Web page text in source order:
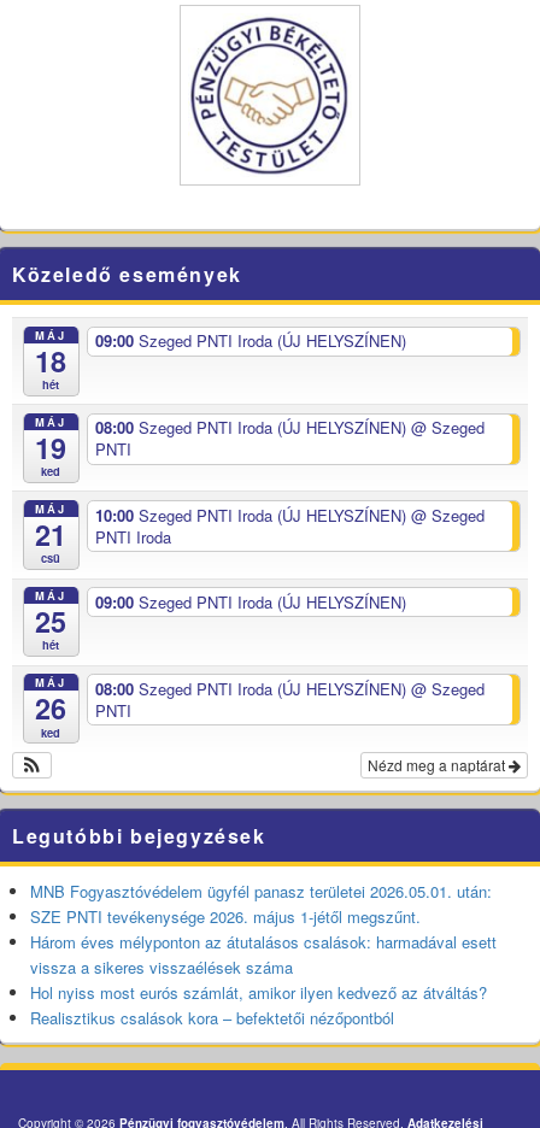
Közeledő események
MÁJ
18
hét
09:00 Szeged PNTI Iroda (ÚJ HELYSZÍNEN)
MÁJ
19
ked
08:00 Szeged PNTI Iroda (ÚJ HELYSZÍNEN) @ Szeged
PNTI
MÁJ
21
csü
10:00 Szeged PNTI Iroda (ÚJ HELYSZÍNEN) @ Szeged
PNTI Iroda
MÁJ
25
hét
09:00 Szeged PNTI Iroda (ÚJ HELYSZÍNEN)
MÁJ
26
ked
08:00 Szeged PNTI Iroda (ÚJ HELYSZÍNEN) @ Szeged
PNTI
Nézd meg a naptárat
Legutóbbi bejegyzések
MNB Fogyasztóvédelem ügyfél panasz területei 2026.05.01. után:
SZE PNTI tevékenysége 2026. május 1-jétől megszűnt.
Három éves mélyponton az átutalásos csalások: harmadával esett
vissza a sikeres visszaélések száma
Hol nyiss most eurós számlát, amikor ilyen kedvező az átváltás?
Realisztikus csalások kora – befektetői nézőpontból
Copyright © 2026 Pénzügyi fogyasztóvédelem. All Rights Reserved. Adatkezelési